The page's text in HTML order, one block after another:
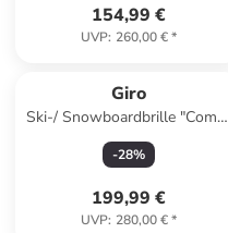
154,99 €
UVP: 260,00 €*
Giro
Ski-/ Snowboardbrille "Comp"
in Orange/ Beige
-28%
199,99 €
UVP: 280,00 €*